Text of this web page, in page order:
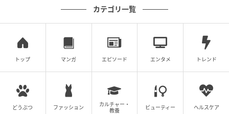
商品名通り、無地のリブ素材を使用したVネックカーデ
ィガンは、裾までボタンが付いたデザインではなくス
リットのようになっているので簡単にトレンドライク
なコーディネートが楽しめます。
1,000円でお釣りが来る値下げ価格で購入出来るので、
画像のようにカラー違いで揃えてもお財布に優しいと
カテゴリ一覧
トップ マンガ エピソード エンタメ トレンド
どうぶつ ファッション
カルチャー・
教養
ビューティー ヘルスケア